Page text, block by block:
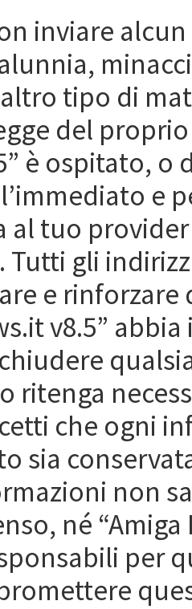
inviare
tipo di
del
è ospitato, o
e
al tuo
gli
e
v8.5”
ritenga
che ogni
sia
non
né
per